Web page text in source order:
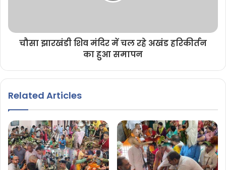
चौसा झारखंडी शिव मंदिर में चल रहे अखंड हरिकीर्तन
का हुआ समापन
Related Articles